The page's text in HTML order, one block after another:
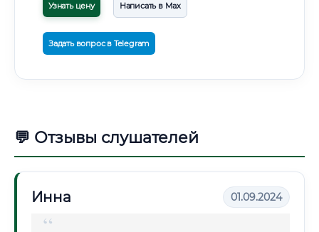
Узнать цену Написать в Max
Задать вопрос в Telegram
💬 Отзывы слушателей
Инна 01.09.2024